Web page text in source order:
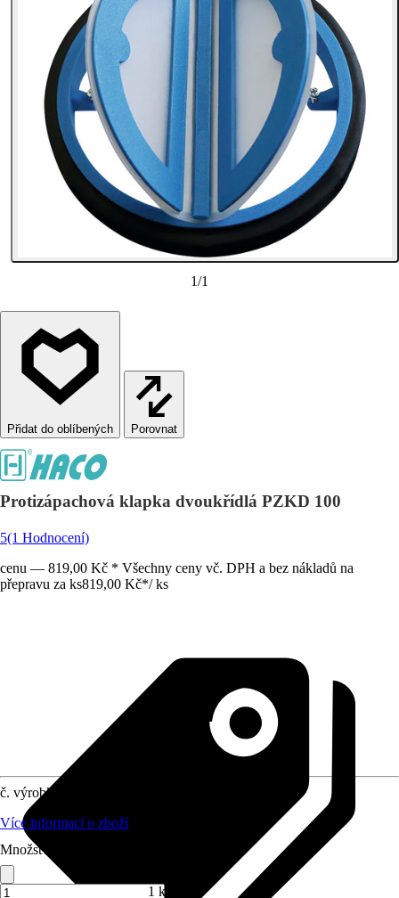
1/1
Porovnat
Protizápachová klapka dvoukřídlá PZKD 100
5(1 Hodnocení)
cenu — 819,00 Kč * Všechny ceny vč. DPH a bez nákladů na
přepravu za ks819,00 Kč*/ ks
č. výrobku
Více informací o zboží
Množství (ks)
1 ks